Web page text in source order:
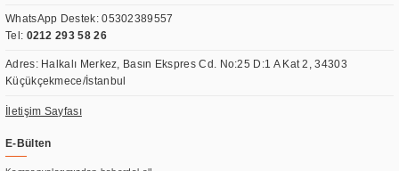
WhatsApp Destek:05302389557
Tel: 0212 293 58 26
Adres: Halkalı Merkez, Basın Ekspres Cd. No:25 D:1 A Kat 2, 34303
Küçükçekmece/İstanbul
İletişim Sayfası
E-Bülten